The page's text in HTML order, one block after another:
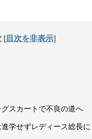
[目次を非表示]
スカートで不良の道へ
学せずレディース総長に